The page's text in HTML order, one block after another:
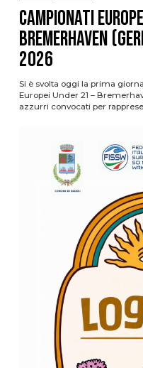
Campionati
Bremerhaven
2026
Si è svolta oggi la prima
Europei Under 21 –
azzurri convocati per